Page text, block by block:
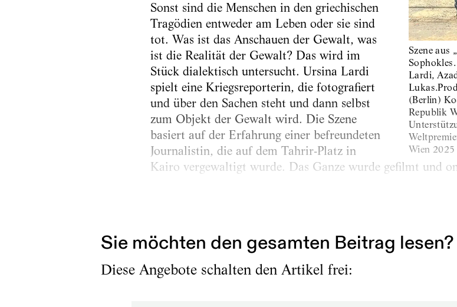
Szene aus
Lardi,
(Berlin)
Republik
Wien 2025
Sonst sind die Menschen in den griechischen
Tragödien entweder am Leben oder sie sind
tot. Was ist das Anschauen der Gewalt, was
ist die Realität der Gewalt? Das wird im
Stück dialektisch untersucht. Ursina Lardi
spielt eine Kriegsreporterin, die fotografiert
und über den Sachen steht und dann selbst
zum Objekt der Gewalt wird. Die Szene
basiert auf der Erfahrung einer befreundeten
Journalistin, die auf dem Tahrir-Platz in
Kairo vergewaltigt wurde. Das Ganze wurde gefilmt und
Sie möchten den gesamten Beitrag lesen?
Diese Angebote schalten den Artikel frei: